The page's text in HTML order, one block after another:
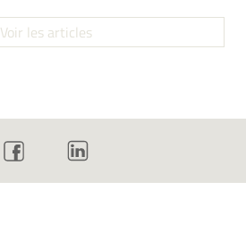
Voir les articles